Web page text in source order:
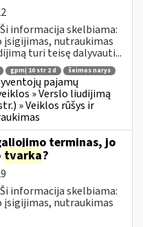
informacija skelbiama:
nutraukimas
turi teisę dalyvauti...
gpmį 10 str 2 d šeimos narys
pajamų
» Verslo liudijimą
» Veiklos rūšys ir
terminas, jo
tvarka?
informacija skelbiama:
nutraukimas